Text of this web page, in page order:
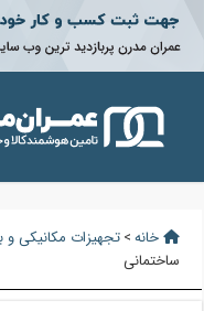
خانه> تجهیزات مکانیکی و
ساختمانی